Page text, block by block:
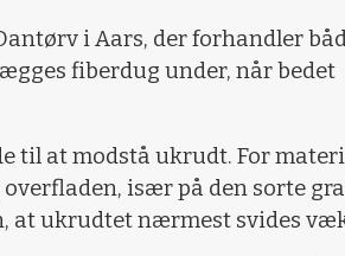
i Aars, der forhandler
fiberdug under, når bedet
til at modstå ukrudt. For
især på den sorte
at ukrudtet nærmest svides